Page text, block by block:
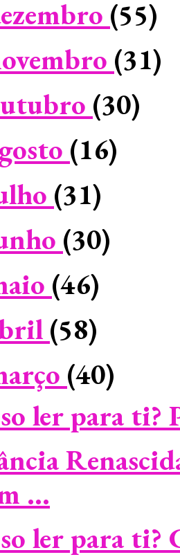
(55)
(31)
(30)
(16)
(31)
(30)
(46)
(58)
(40)
ler para ti?
...
ler para ti?